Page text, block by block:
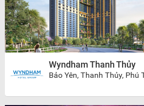
Wyndham Thanh Thủy
Bảo Yên, Thanh Thủy, Phú